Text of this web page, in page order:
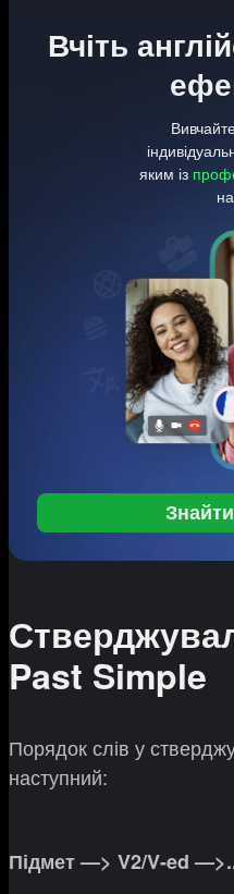
Вчіть
яким із
Past Simple
Порядок слів у
наступний:
Підмет —> V2/V-ed